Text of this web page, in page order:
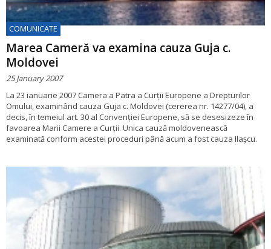
COMUNICATE
Marea Cameră va examina cauza Guja c.
Moldovei
25 January 2007
La 23 ianuarie 2007 Camera a Patra a Curții Europene a Drepturilor
Omului, examinând cauza Guja c. Moldovei (cererea nr. 14277/04), a
decis, în temeiul art. 30 al Convenției Europene, să se desesizeze în
favoarea Marii Camere a Curții. Unica cauză moldovenească
examinată conform acestei proceduri până acum a fost cauza Ilașcu.